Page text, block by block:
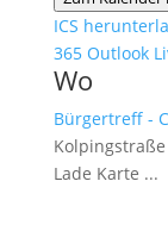
ICS
365 Outlook
Wo
Bürgertreff -
Lade Karte ...